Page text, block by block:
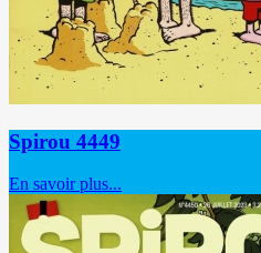
Spirou 4449
En savoir plus...